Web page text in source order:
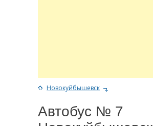
Новокуйбышевск
Автобус № 7